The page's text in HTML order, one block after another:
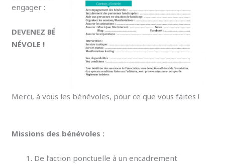
engager :
DEVENEZ BÉ
NÉVOLE !
Merci, à vous les bénévoles, pour ce que vous faites !
Missions des bénévoles :
De l’action ponctuelle à un encadrement